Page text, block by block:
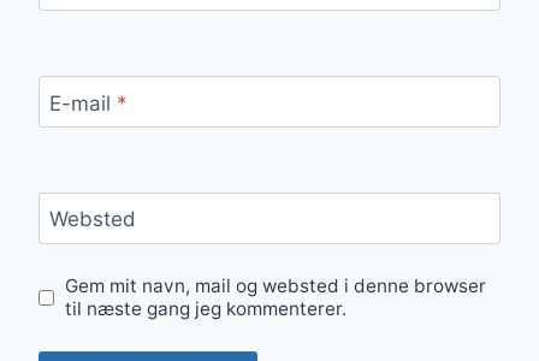
E-mail *
Websted
Gem mit navn, mail og websted i denne browser
til næste gang jeg kommenterer.